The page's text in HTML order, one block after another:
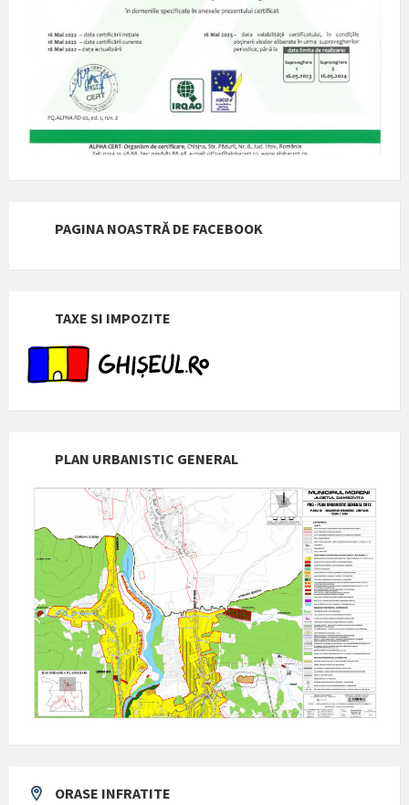
PAGINA NOASTRĂ DE FACEBOOK
TAXE SI IMPOZITE
PLAN URBANISTIC GENERAL
ORASE INFRATITE